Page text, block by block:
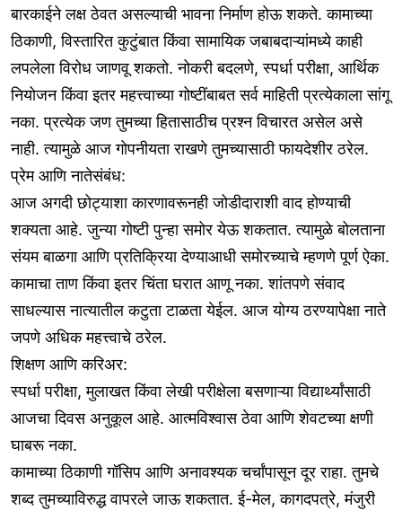
बारकाईने लक्ष ठेवत असल्याची भावना निर्माण होऊ शकते. कामाच्या
ठिकाणी, विस्तारित कुटुंबात किंवा सामायिक जबाबदाऱ्यांमध्ये काही
लपलेला विरोध जाणवू शकतो. नोकरी बदलणे, स्पर्धा परीक्षा, आर्थिक
नियोजन किंवा इतर महत्त्वाच्या गोष्टींबाबत सर्व माहिती प्रत्येकाला सांगू
नका. प्रत्येक जण तुमच्या हितासाठीच प्रश्न विचारत असेल असे
नाही. त्यामुळे आज गोपनीयता राखणे तुमच्यासाठी फायदेशीर ठरेल.
प्रेम आणि नातेसंबंध:
आज अगदी छोट्याशा कारणावरूनही जोडीदाराशी वाद होण्याची
शक्यता आहे. जुन्या गोष्टी पुन्हा समोर येऊ शकतात. त्यामुळे बोलताना
संयम बाळगा आणि प्रतिक्रिया देण्याआधी समोरच्याचे म्हणणे पूर्ण ऐका.
कामाचा ताण किंवा इतर चिंता घरात आणू नका. शांतपणे संवाद
साधल्यास नात्यातील कटुता टाळता येईल. आज योग्य ठरण्यापेक्षा नाते
जपणे अधिक महत्त्वाचे ठरेल.
शिक्षण आणि करिअर:
स्पर्धा परीक्षा, मुलाखत किंवा लेखी परीक्षेला बसणाऱ्या विद्यार्थ्यांसाठी
आजचा दिवस अनुकूल आहे. आत्मविश्वास ठेवा आणि शेवटच्या क्षणी
घाबरू नका.
कामाच्या ठिकाणी गॉसिप आणि अनावश्यक चर्चांपासून दूर राहा. तुमचे
शब्द तुमच्याविरुद्ध वापरले जाऊ शकतात. ई-मेल, कागदपत्रे, मंजुरी